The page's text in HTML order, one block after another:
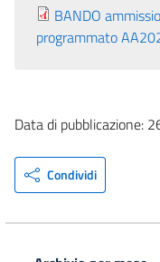
BANDO
programmato
Data di pubblicazione:
Condividi